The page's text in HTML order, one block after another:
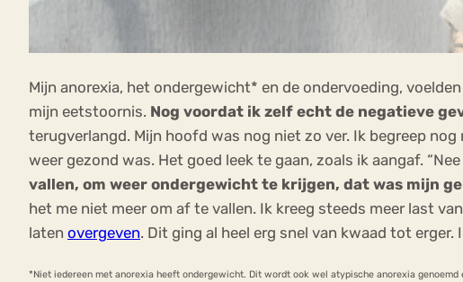
Mijn anorexia, het ondergewicht* en de ondervoeding,
mijn eetstoornis. Nog voordat ik zelf echt de negatieve
terugverlangd. Mijn hoofd was nog niet zo ver. Ik begreep
weer gezond was. Het goed leek te gaan, zoals ik aangaf.
vallen, om weer ondergewicht te krijgen, dat was mijn
het me niet meer om af te vallen. Ik kreeg steeds meer last van
laten overgeven. Dit ging al heel erg snel van kwaad tot
*Niet iedereen met anorexia heeft ondergewicht. Dit wordt ook wel atypische anorexia genoemd